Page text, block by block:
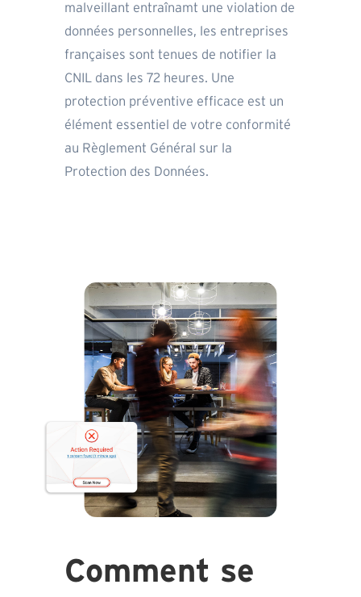
malveillant entraînamt une violation de
données personnelles, les entreprises
françaises sont tenues de notifier la
CNIL dans les 72 heures. Une
protection préventive efficace est un
élément essentiel de votre conformité
au Règlement Général sur la
Protection des Données.
Comment se